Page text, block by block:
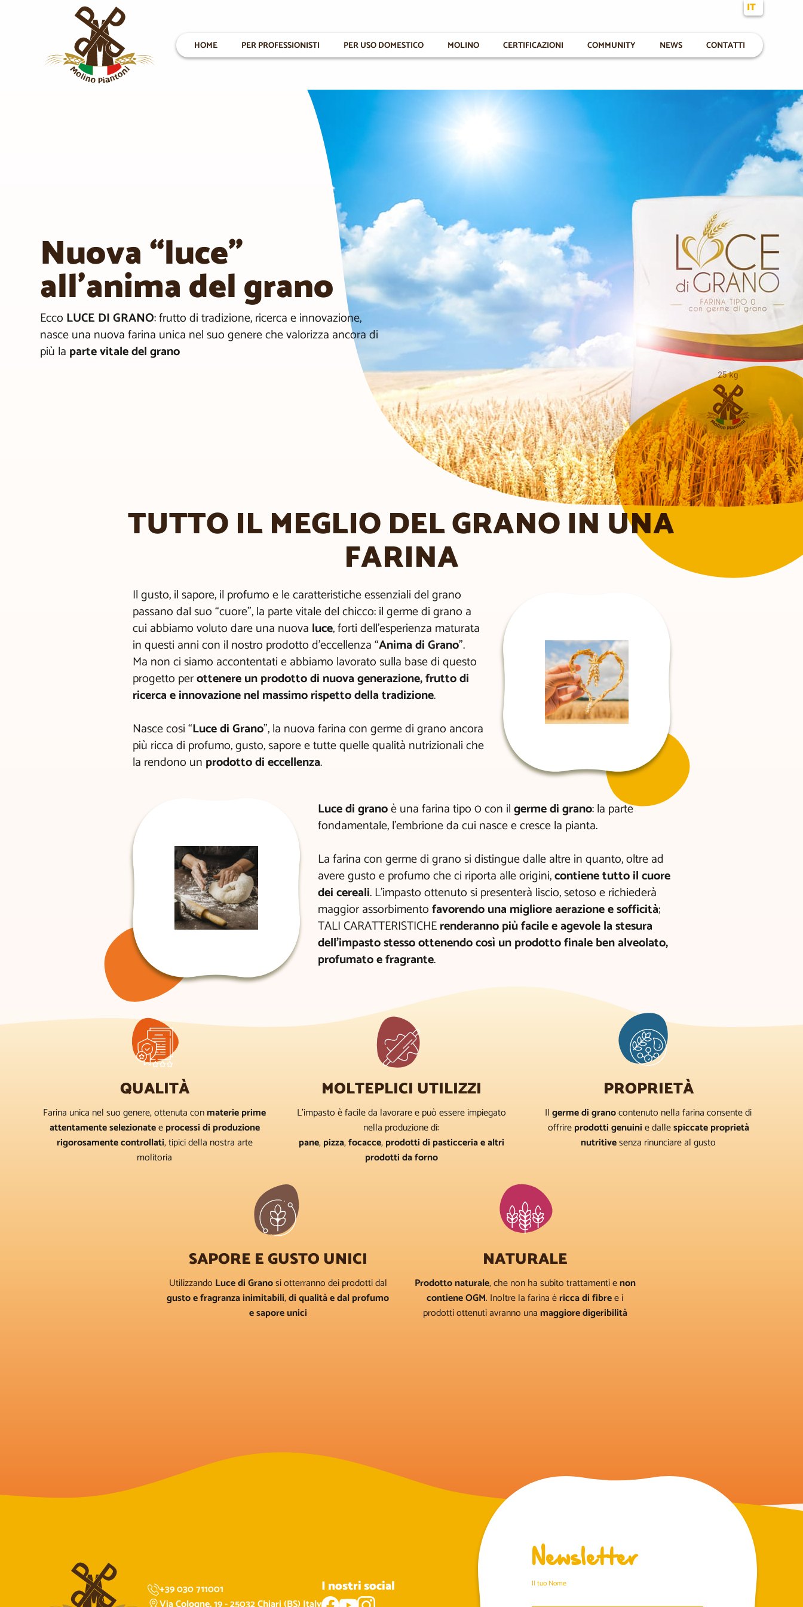
IT
HOME PER PROFESSIONISTI PER USO DOMESTICO MOLINO CERTIFICAZIONI COMMUNITY NEWS CONTATTI
Nuova “luce”
all’anima del grano
Ecco LUCE DI GRANO: frutto di tradizione, ricerca e innovazione,
nasce una nuova farina unica nel suo genere che valorizza ancora di
più la parte vitale del grano
TUTTO IL MEGLIO DEL GRANO IN UNA
FARINA
Il gusto, il sapore, il profumo e le caratteristiche essenziali del grano
passano dal suo “cuore”, la parte vitale del chicco: il germe di grano a
cui abbiamo voluto dare una nuova luce, forti dell’esperienza maturata
in questi anni con il nostro prodotto d’eccellenza “Anima di Grano”.
Ma non ci siamo accontentati e abbiamo lavorato sulla base di questo
progetto perottenere un prodotto di nuova generazione, frutto di
ricerca e innovazione nel massimo rispetto della tradizione.
Nasce cosi “Luce di Grano”, la nuova farina con germe di grano ancora
più ricca di profumo, gusto, sapore e tutte quelle qualità nutrizionali che
la rendono un prodotto di eccellenza.
Luce di granoè una farina tipo 0 con ilgerme di grano: la parte
fondamentale, l’embrione da cui nasce e cresce la pianta.
La farina con germe di grano si distingue dalle altre in quanto, oltre ad
avere gusto e profumo che ci riporta alle origini,contiene tutto il cuore
dei cereali. L’impasto ottenuto si presenterà liscio, setoso e richiederà
maggior assorbimentofavorendo una migliore aerazione e sofficità;
TALI CARATTERISTICHErenderanno più facile e agevole la stesura
dell’impasto stesso ottenendo così un prodotto finale ben alveolato,
profumato e fragrante.
QUALITÀ
Farina unica nel suo genere, ottenuta conmaterie prime
attentamente selezionateeprocessi di produzione
rigorosamente controllati, tipici della nostra arte
molitoria
MOLTEPLICI UTILIZZI
L’impasto è facile da lavorare e può essere impiegato
nella produzione di:
pane,pizza,focacce,prodotti di pasticceria e altri
prodotti da forno
PROPRIETÀ
Ilgerme di granocontenuto nella farina consente di
offrireprodotti genuinie dallespiccate proprietà
nutritivesenza rinunciare al gusto
SAPORE E GUSTO UNICI
Utilizzando Luce di Granosi otterranno dei prodotti dal
gusto e fragranza inimitabili,di qualità e dal profumo
e sapore unici
NATURALE
Prodotto naturale, che non ha subito trattamenti enon
contiene OGM. Inoltre la farina èricca di fibree i
prodotti ottenuti avranno unamaggiore digeribilità
+39 030 711001
I nostri social
Newsletter
Il tuo Nome